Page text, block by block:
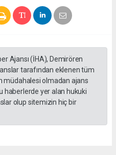
Ajansı (İHA), Demirören
tarafından eklenen tüm
müdahalesi olmadan ajans
haberlerde yer alan hukuki
olup sitemizin hiç bir